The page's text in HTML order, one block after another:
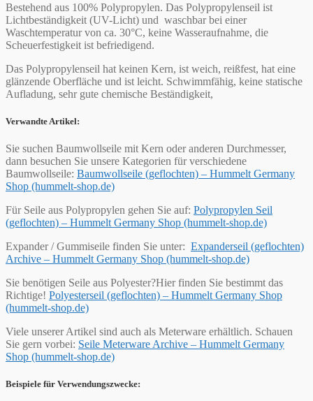
Bestehend aus 100% Polypropylen. Das Polypropylenseil ist
Lichtbeständigkeit (UV-Licht) und waschbar bei einer
Waschtemperatur von ca. 30°C, keine Wasseraufnahme, die
Scheuerfestigkeit ist befriedigend.
Das Polypropylenseil hat keinen Kern, ist weich, reißfest, hat eine
glänzende Oberfläche und ist leicht. Schwimmfähig, keine statische
Aufladung, sehr gute chemische Beständigkeit,
Verwandte Artikel:
Sie suchen Baumwollseile mit Kern oder anderen Durchmesser,
dann besuchen Sie unsere Kategorien für verschiedene
Baumwollseile: Baumwollseile (geflochten) – Hummelt Germany
Shop (hummelt-shop.de)
Für Seile aus Polypropylen gehen Sie auf: Polypropylen Seil
(geflochten) – Hummelt Germany Shop (hummelt-shop.de)
Expander / Gummiseile finden Sie unter: Expanderseil (geflochten)
Archive – Hummelt Germany Shop (hummelt-shop.de)
Sie benötigen Seile aus Polyester?Hier finden Sie bestimmt das
Richtige! Polyesterseil (geflochten) – Hummelt Germany Shop
(hummelt-shop.de)
Viele unserer Artikel sind auch als Meterware erhältlich. Schauen
Sie gern vorbei: Seile Meterware Archive – Hummelt Germany
Shop (hummelt-shop.de)
Beispiele für Verwendungszwecke: